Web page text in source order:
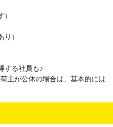
）
する社員も♪
主が公休の場合は、基本的には